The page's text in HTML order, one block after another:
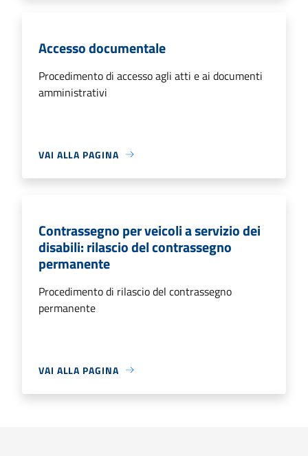
Accesso documentale
Procedimento di accesso agli atti e ai documenti
amministrativi
VAI ALLA PAGINA
Contrassegno per veicoli a servizio dei
disabili: rilascio del contrassegno
permanente
Procedimento di rilascio del contrassegno
permanente
VAI ALLA PAGINA